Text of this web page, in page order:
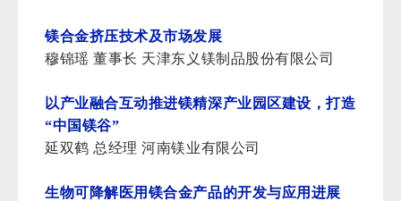
镁合金挤压技术及市场发展
穆锦瑶 董事长 天津东义镁制品股份有限公司
以产业融合互动推进镁精深产业园区建设，打造
“中国镁谷”
延双鹤 总经理 河南镁业有限公司
生物可降解医用镁合金产品的开发与应用进展